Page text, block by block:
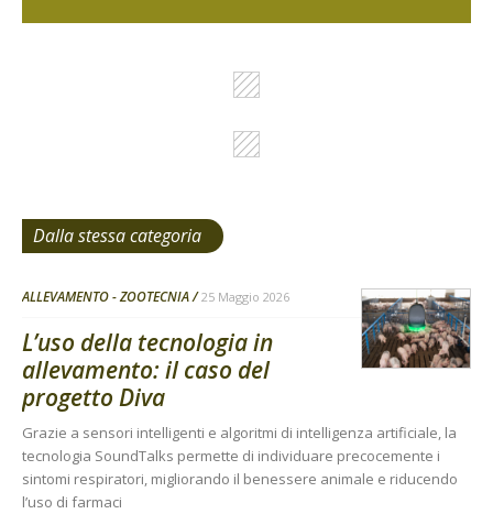
Dalla stessa categoria
ALLEVAMENTO - ZOOTECNIA 25 Maggio 2026
L’uso della tecnologia in
allevamento: il caso del
progetto Diva
Grazie a sensori intelligenti e algoritmi di intelligenza artificiale, la
tecnologia SoundTalks permette di individuare precocemente i
sintomi respiratori, migliorando il benessere animale e riducendo
l’uso di farmaci